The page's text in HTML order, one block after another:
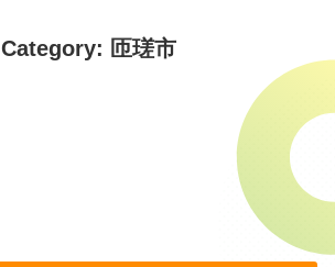
Category: 匝瑳市